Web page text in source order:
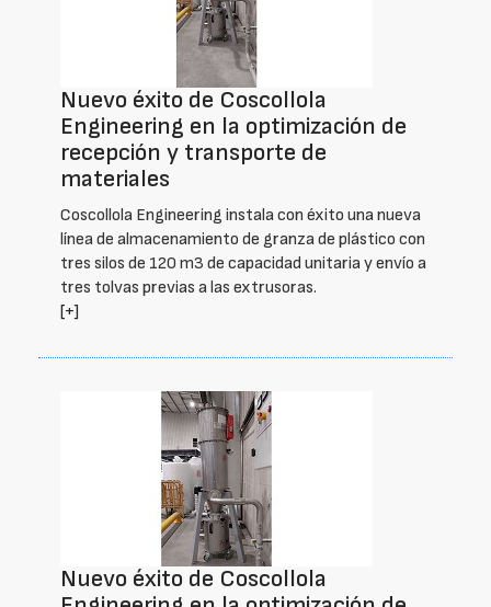
Nuevo éxito de Coscollola
Engineering en la optimización de
recepción y transporte de
materiales
Coscollola Engineering instala con éxito una nueva
línea de almacenamiento de granza de plástico con
tres silos de 120 m3 de capacidad unitaria y envío a
tres tolvas previas a las extrusoras.
[+]
Nuevo éxito de Coscollola